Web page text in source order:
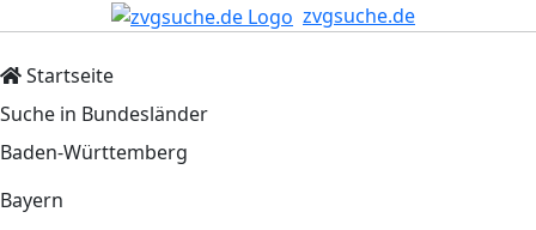
zvgsuche.de
Startseite
Suche in Bundesländer
Baden-Württemberg
Bayern